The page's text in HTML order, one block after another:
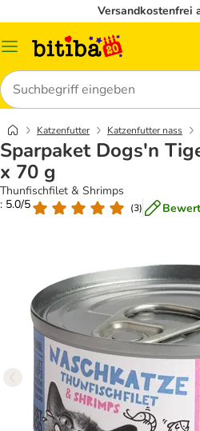
Versandkostenfrei
Menü
Suchen
Katzenfutter Katzenfutter nass
Sparpaket Dogs'n
x 70 g
Thunfischfilet & Shrimps
: 5.0/5
(3)